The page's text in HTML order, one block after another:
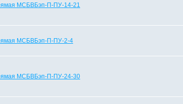
МСБВБэп-П-ПУ-14-21
МСБВБэп-П-ПУ-2-4
МСБВБэп-П-ПУ-24-30